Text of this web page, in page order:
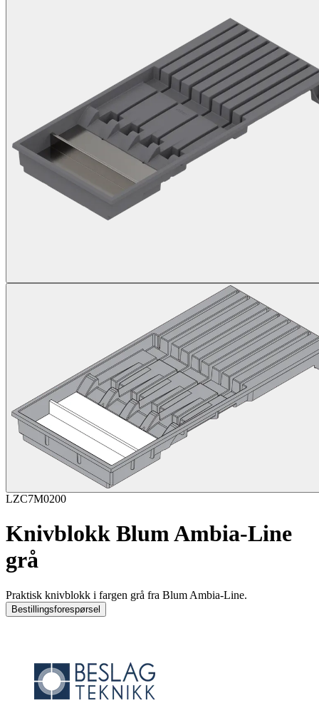
LZC7M0200
Knivblokk Blum Ambia-Line
grå
Praktisk knivblokk i fargen grå fra Blum Ambia-Line.
Bestillingsforespørsel